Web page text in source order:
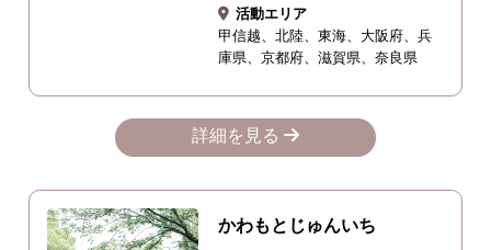
活動エリア
甲信越
北陸 東海 大阪府
兵
庫県
京都府 滋賀県 奈良県
詳細を見る
かわもとじゅんいち